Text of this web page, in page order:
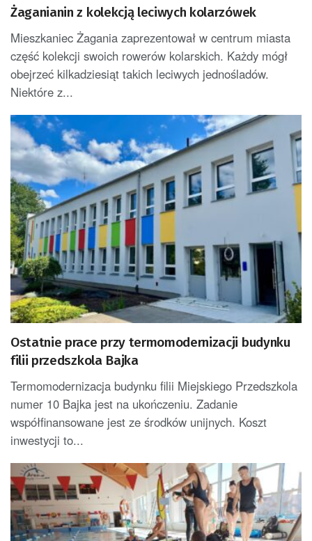
Żaganianin z kolekcją leciwych kolarzówek
Mieszkaniec Żagania zaprezentował w centrum miasta
część kolekcji swoich rowerów kolarskich. Każdy mógł
obejrzeć kilkadziesiąt takich leciwych jednośladów.
Niektóre z...
Ostatnie prace przy termomodernizacji budynku
filii przedszkola Bajka
Termomodernizacja budynku filii Miejskiego Przedszkola
numer 10 Bajka jest na ukończeniu. Zadanie
współfinansowane jest ze środków unijnych. Koszt
inwestycji to...